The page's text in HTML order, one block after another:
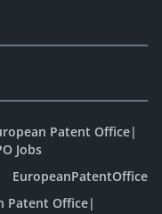
Patent Office|
Jobs
EuropeanPatentOffice
Patent Office|